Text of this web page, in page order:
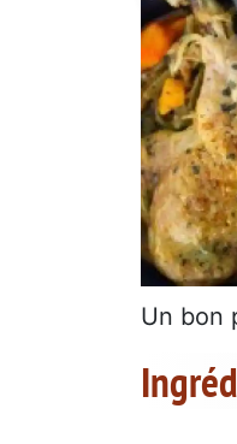
Un bon